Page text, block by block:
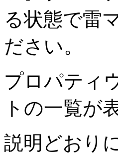
る状態で雷
ださい。
プロパティ
トの一覧が
説明どおり